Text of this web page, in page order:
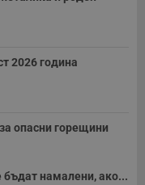
2026 година
опасни горещини
намалени, ако...